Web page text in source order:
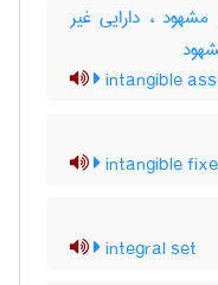
، دارایی غیر
intangible
intangible
integral set